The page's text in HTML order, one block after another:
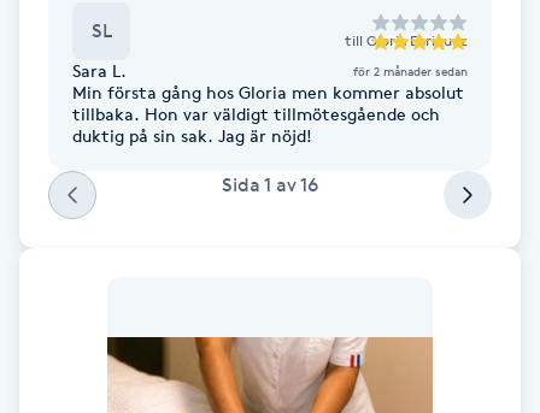
Fotsvamp
Fotvård
Fransborttagning
Fransförlängning
SL till Gloria Enriquez
Sara L. för 2 månader sedan
Min första gång hos Gloria men kommer absolut
tillbaka. Hon var väldigt tillmötesgående och
duktig på sin sak. Jag är nöjd!
Sida 1 av16